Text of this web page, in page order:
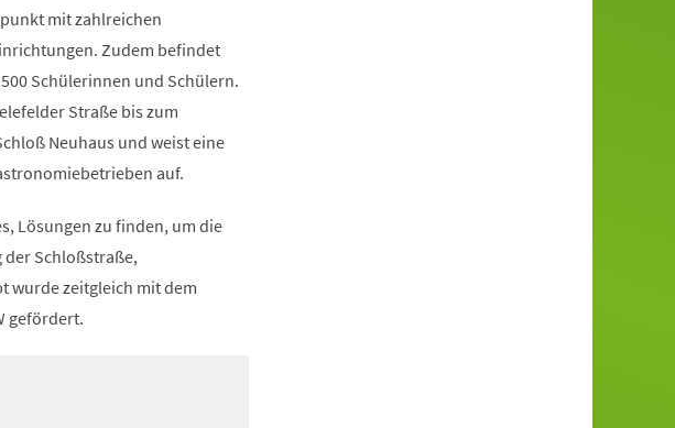
mit zahlreichen
Zudem befindet
Schülerinnen und Schülern.
Straße bis zum
Neuhaus und weist eine
auf.
Lösungen zu finden, um die
Schloßstraße,
wurde zeitgleich mit dem
gefördert.